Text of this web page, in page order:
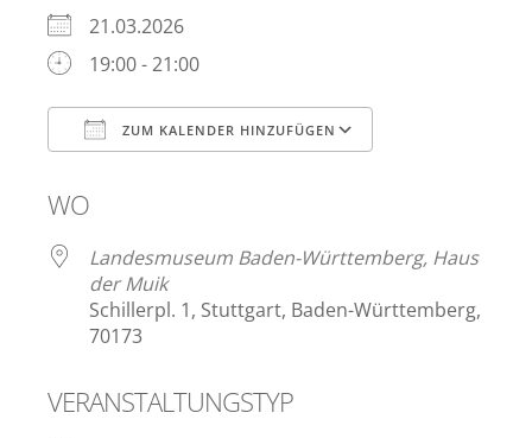
21.03.2026
19:00 - 21:00
ZUM KALENDER HINZUFÜGEN
WO
Landesmuseum Baden-Württemberg, Haus
der Muik
Schillerpl. 1, Stuttgart, Baden-Württemberg,
70173
VERANSTALTUNGSTYP